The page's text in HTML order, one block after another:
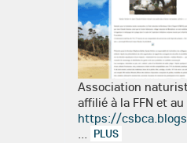
Association
affilié à la FFN et
https://
... PLUS